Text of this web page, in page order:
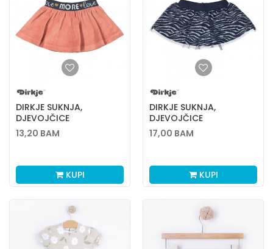
DIRKJE SUKNJA,
DJEVOJČICE
13,20 BAM
KUPI
DIRKJE SUKNJA,
DJEVOJČICE
17,00 BAM
KUPI